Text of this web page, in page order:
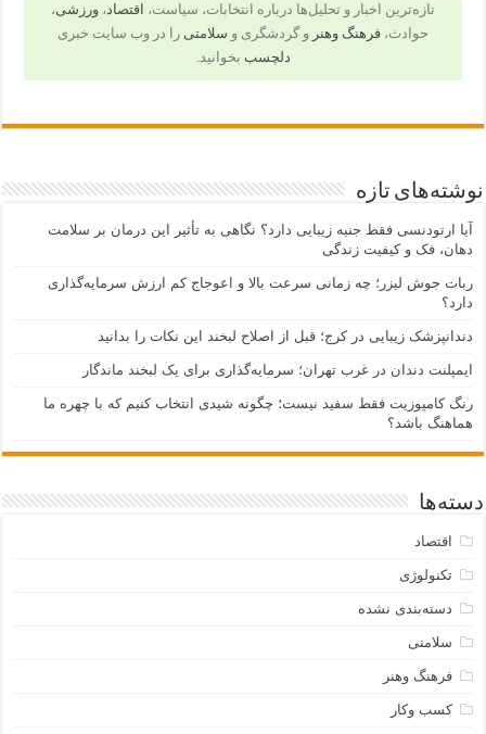
تازه‌ترین اخبار و تحلیل‌ها درباره انتخابات، سیاست، اقتصاد، ورزشی،
حوادث، فرهنگ وهنر و گردشگری و سلامتی را در وب سایت خبری
دلچسب بخوانید.
نوشته‌های تازه
آیا ارتودنسی فقط جنبه زیبایی دارد؟ نگاهی به تأثیر این درمان بر سلامت
دهان، فک و کیفیت زندگی
ربات جوش لیزر؛ چه زمانی سرعت بالا و اعوجاج کم ارزش سرمایه‌گذاری
دارد؟
دندانپزشک زیبایی در کرج؛ قبل از اصلاح لبخند این نکات را بدانید
ایمپلنت دندان در غرب تهران؛ سرمایه‌گذاری برای یک لبخند ماندگار
رنگ کامپوزیت فقط سفید نیست؛ چگونه شیدی انتخاب کنیم که با چهره ما
هماهنگ باشد؟
دسته‌ها
اقتصاد
تکنولوژی
دسته‌بندی نشده
سلامتی
فرهنگ وهنر
کسب وکار